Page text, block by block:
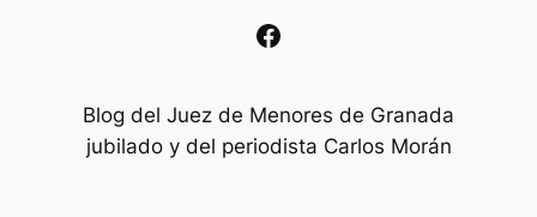
Facebook
Blog del Juez de Menores de Granada
jubilado y del periodista Carlos Morán